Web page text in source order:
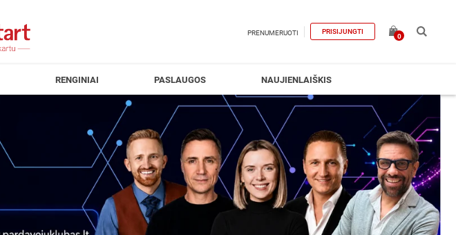
PRENUMERUOTI PRISIJUNGTI
0
RENGINIAI PASLAUGOS NAUJIENLAIŠKIS